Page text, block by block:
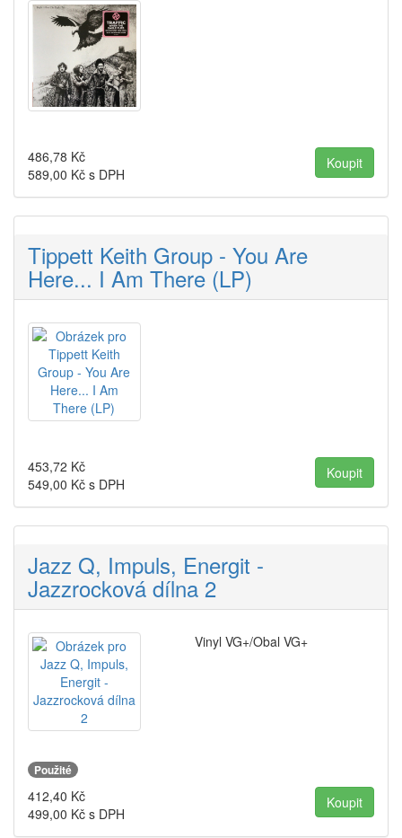
486,78 Kč
589,00 Kč s DPH
Tippett Keith Group - You Are
Here... I Am There (LP)
453,72 Kč
549,00 Kč s DPH
Jazz Q, Impuls, Energit -
Jazzrocková dílna 2
Vinyl VG+/Obal VG+
Použité
412,40 Kč
499,00 Kč s DPH